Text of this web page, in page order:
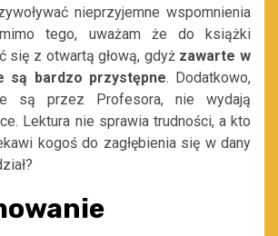
nieprzyjemne wspomnienia
tego, uważam że do książki
się z otwartą głową, gdyż zawarte w
są bardzo przystępne. Dodatkowo,
są przez Profesora, nie wydają
ce. Lektura nie sprawia trudności, a kto
kogoś do zagłębienia się w dany